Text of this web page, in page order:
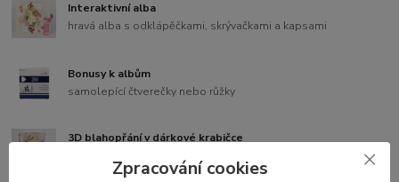
Interaktivní alba
hravá alba s odklápěčkami, skrývačkami a kapsami
Bonusy k albům
samolepící čtverečky nebo růžky
3D blahopřání v dárkové krabičce
Zpracování cookies